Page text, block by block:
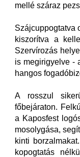
mellé száraz
Szájcuppogtatva
kiszorítva a
Szervírozás
is megirigyelve -
hangos
A rosszul
főbejáraton.
a Kaposfest
mosolygása,
kinti
kopogtatás